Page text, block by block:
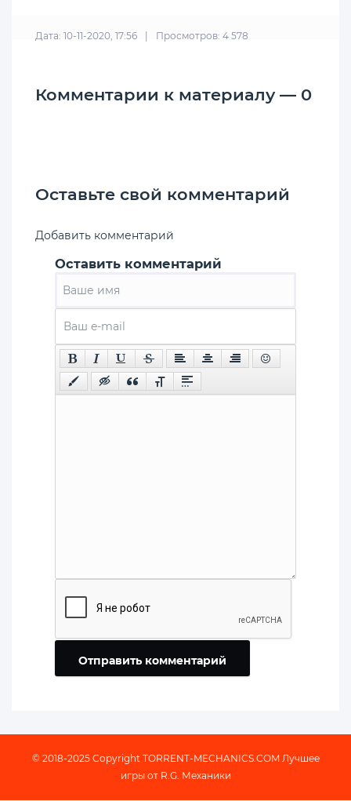
Дата: 10-11-2020, 17:56 Просмотров: 4 578
Комментарии к материалу — 0
Оставьте свой комментарий
Добавить комментарий
Оставить комментарий
Отправить комментарий
© 2018-2025 Copyright TORRENT-MECHANICS.COM Лучшее
игры от R.G. Механики